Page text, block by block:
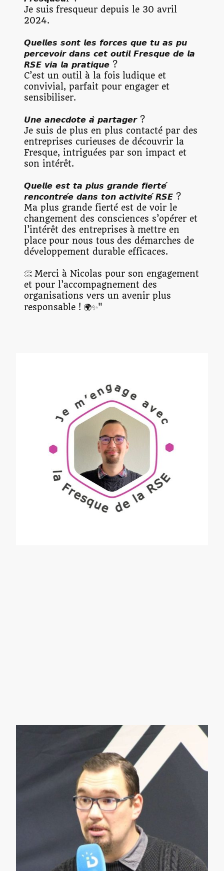
Je suis fresqueur depuis le 30 avril
2024.
𝙌𝙪𝙚𝙡𝙡𝙚𝙨 𝙨𝙤𝙣𝙩 𝙡𝙚𝙨 𝙛𝙤𝙧𝙘𝙚𝙨 𝙦𝙪𝙚 𝙩𝙪 𝙖𝙨 𝙥𝙪
𝙥𝙚𝙧𝙘𝙚𝙫𝙤𝙞𝙧 𝙙𝙖𝙣𝙨 𝙘𝙚𝙩 𝙤𝙪𝙩𝙞𝙡 𝙁𝙧𝙚𝙨𝙦𝙪𝙚 𝙙𝙚 𝙡𝙖
𝙍𝙎𝙀 𝙫𝙞𝙖 𝙡𝙖 𝙥𝙧𝙖𝙩𝙞𝙦𝙪𝙚 ?
C’est un outil à la fois ludique et
convivial, parfait pour engager et
sensibiliser.
𝙐𝙣𝙚 𝙖𝙣𝙚𝙘𝙙𝙤𝙩𝙚 𝙖̀ 𝙥𝙖𝙧𝙩𝙖𝙜𝙚𝙧 ?
Je suis de plus en plus contacté par des
entreprises curieuses de découvrir la
Fresque, intriguées par son impact et
son intérêt.
𝙌𝙪𝙚𝙡𝙡𝙚 𝙚𝙨𝙩 𝙩𝙖 𝙥𝙡𝙪𝙨 𝙜𝙧𝙖𝙣𝙙𝙚 𝙛𝙞𝙚𝙧𝙩𝙚́
𝙧𝙚𝙣𝙘𝙤𝙣𝙩𝙧𝙚́𝙚 𝙙𝙖𝙣𝙨 𝙩𝙤𝙣 𝙖𝙘𝙩𝙞𝙫𝙞𝙩𝙚́ 𝙍𝙎𝙀 ?
Ma plus grande fierté est de voir le
changement des consciences s’opérer et
l’intérêt des entreprises à mettre en
place pour nous tous des démarches de
développement durable efficaces.
👏 Merci à Nicolas pour son engagement
et pour l’accompagnement des
organisations vers un avenir plus
responsable ! 🌍✨"